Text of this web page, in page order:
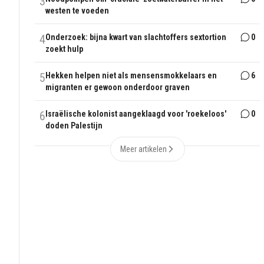
westen te voeden
4Onderzoek: bijna kwart van slachtoffers sextortion
zoekt hulp
0
5 Hekken helpen niet als mensensmokkelaars en
migranten er gewoon onderdoor graven
6
6 Israëlische kolonist aangeklaagd voor 'roekeloos'
doden Palestijn
0
Meer artikelen